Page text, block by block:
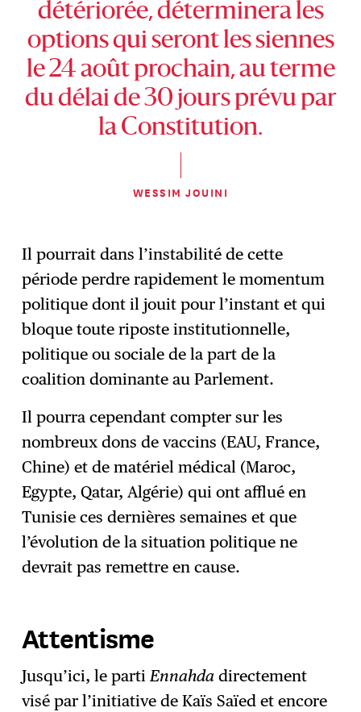
détériorée, déterminera les
options qui seront les siennes
le 24 août prochain, au terme
du délai de 30 jours prévu par
la Constitution.
WESSIM JOUINI
Il pourrait dans l’instabilité de cette
période perdre rapidement le momentum
politique dont il jouit pour l’instant et qui
bloque toute riposte institutionnelle,
politique ou sociale de la part de la
coalition dominante au Parlement.
Il pourra cependant compter sur les
nombreux dons de vaccins (EAU, France,
Chine) et de matériel médical (Maroc,
Egypte, Qatar, Algérie) qui ont afflué en
Tunisie ces dernières semaines et que
l’évolution de la situation politique ne
devrait pas remettre en cause.
Attentisme
Jusqu’ici, le partiEnnahda directement
visé par l’initiative de Kaïs Saïed et encore